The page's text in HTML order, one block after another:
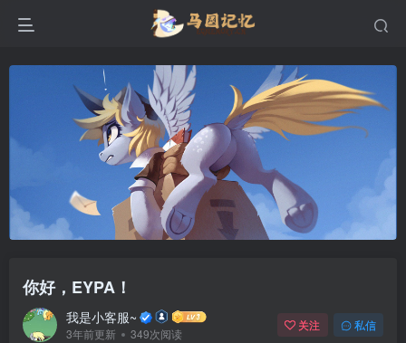
你好，EYPA！
我是小客服~
3年前更新 349次阅读
关注 私信